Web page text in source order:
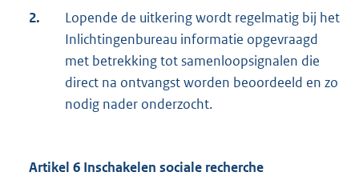
2.
Lopende de uitkering wordt regelmatig bij het
Inlichtingenbureau informatie opgevraagd
met betrekking tot samenloopsignalen die
direct na ontvangst worden beoordeeld en zo
nodig nader onderzocht.
Artikel 6 Inschakelen sociale recherche